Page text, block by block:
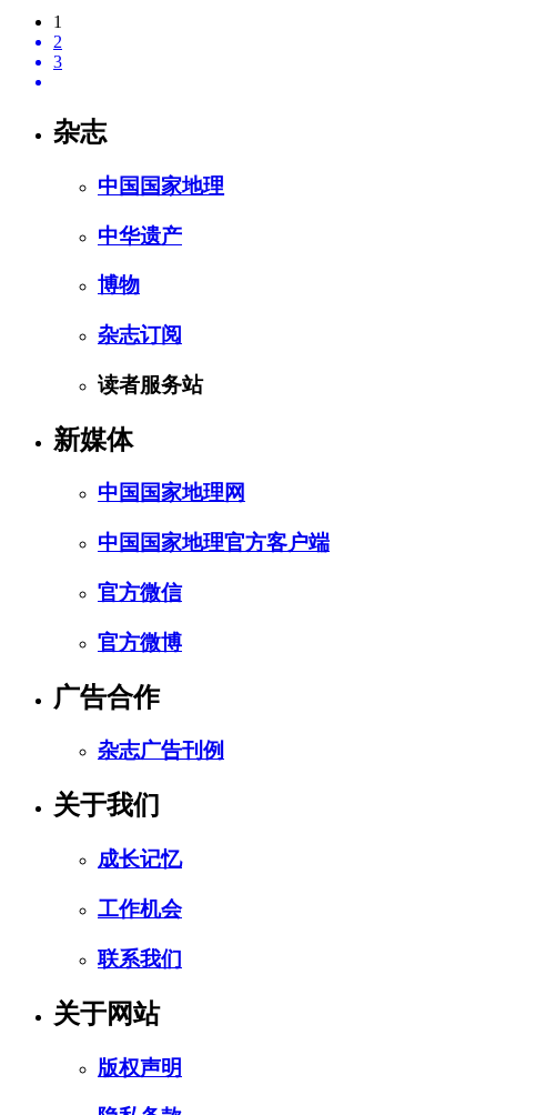
1
2
3
杂志
中国国家地理
中华遗产
博物
杂志订阅
读者服务站
新媒体
中国国家地理网
中国国家地理官方客户端
官方微信
官方微博
广告合作
杂志广告刊例
关于我们
成长记忆
工作机会
联系我们
关于网站
版权声明